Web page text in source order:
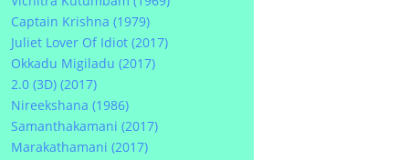
Captain Krishna (1979)
Juliet Lover Of Idiot (2017)
Okkadu Migiladu (2017)
2.0 (3D) (2017)
Nireekshana (1986)
Samanthakamani (2017)
Marakathamani (2017)